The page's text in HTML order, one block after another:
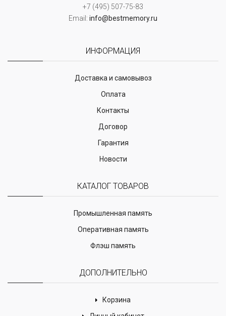
+7 (495) 507-75-83
Email: info@bestmemory.ru
ИНФОРМАЦИЯ
Доставка и самовывоз
Оплата
Контакты
Договор
Гарантия
Новости
КАТАЛОГ ТОВАРОВ
Промышленная память
Оперативная память
Флэш память
ДОПОЛНИТЕЛЬНО
Корзина